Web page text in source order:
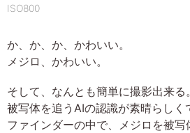
ISO800
か、か、か、かわいい。
メジロ、かわいい。
そして、なんとも簡単に撮影出来る。
被写体を追うAIの認識が素晴らしく
ファインダーの中で、メジロを被